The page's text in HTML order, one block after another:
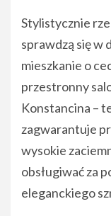
Stylistycznie
sprawdzą się w
mieszkanie o
przestronny
Konstancina –
zagwarantuje
wysokie
obsługiwać za
eleganckiego